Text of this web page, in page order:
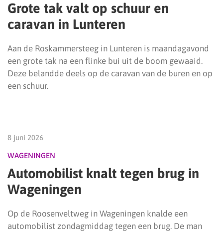
Grote tak valt op schuur en
caravan in Lunteren
Aan de Roskammersteeg in Lunteren is maandagavond
een grote tak na een flinke bui uit de boom gewaaid.
Deze belandde deels op de caravan van de buren en op
een schuur.
8 juni 2026
WAGENINGEN
Automobilist knalt tegen brug in
Wageningen
Op de Roosenveltweg in Wageningen knalde een
automobilist zondagmiddag tegen een brug. De man